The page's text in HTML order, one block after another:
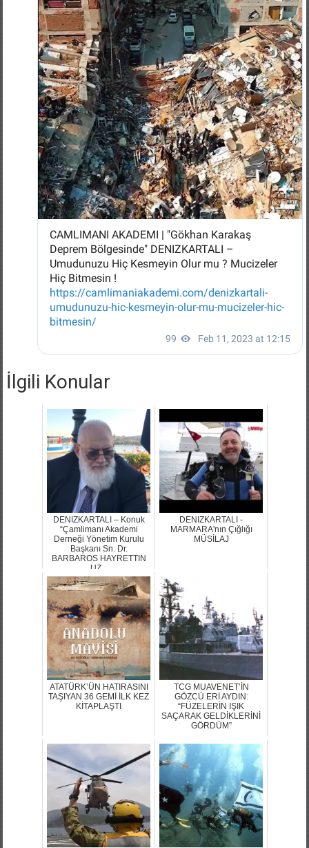
İlgili Konular
DENIZKARTALI – Konuk
“Çamlimanı Akademi
Derneği Yönetim Kurulu
Başkanı Sn. Dr.
BARBAROS HAYRETTIN
UZ...
DENIZKARTALI -
MARMARA'nın Çığlığı
MÜSİLAJ
ATATÜRK’ÜN HATIRASINI
TAŞIYAN 36 GEMİ İLK KEZ
KİTAPLAŞTI
TCG MUAVENET’İN
GÖZCÜ ERİ AYDIN:
“FÜZELERİN IŞIK
SAÇARAK GELDİKLERİNİ
GÖRDÜM”